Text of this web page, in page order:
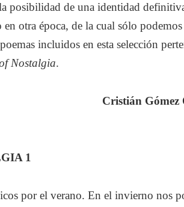
posibilidad de una identidad
otra época, de la cual sólo podemos
incluidos en esta selección
Nostalgia.
Cristián Gómez
1
por el verano. En el invierno nos